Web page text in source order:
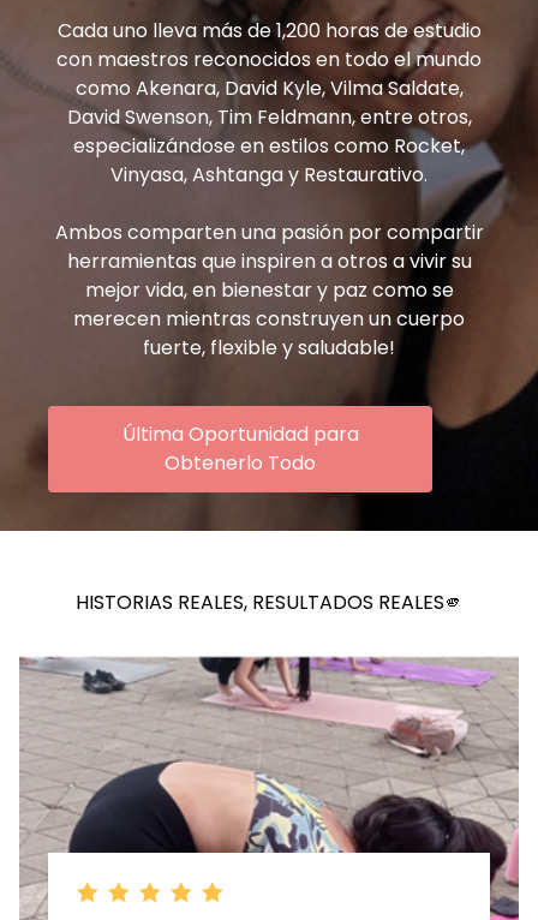
Cada uno lleva más de 1,200 horas de estudio
con maestros reconocidos en todo el mundo
como Akenara, David Kyle, Vilma Saldate,
David Swenson, Tim Feldmann, entre otros,
especializándose en estilos como Rocket,
Vinyasa, Ashtanga y Restaurativo.
Ambos comparten una pasión por compartir
herramientas que inspiren a otros a vivir su
mejor vida, en bienestar y paz como se
merecen mientras construyen un cuerpo
fuerte, flexible y saludable!
Última Oportunidad para
Obtenerlo Todo
HISTORIAS REALES, RESULTADOS REALES🫵